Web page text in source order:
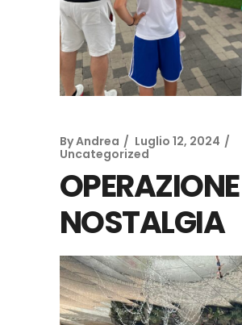
ByAndrea
Luglio 12, 2024
Uncategorized
OPERAZIONE
NOSTALGIA